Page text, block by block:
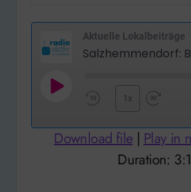
Aktuelle Lokalbeiträge
Play
10
Seconds
1x
Download file| Play in
Duration: